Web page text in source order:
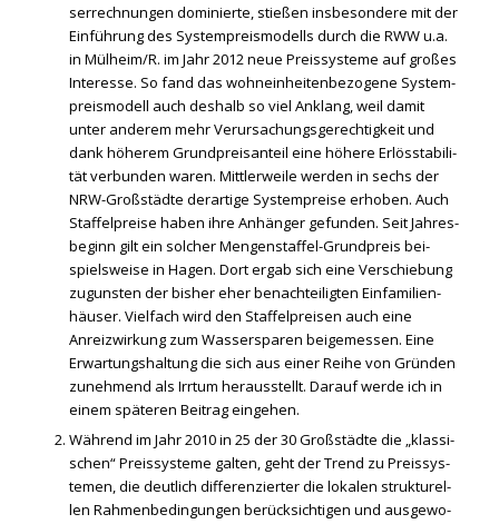
ser­rech­nun­gen domi­nier­te, stie­ßen ins­be­son­de­re mit der
Ein­füh­rung des Sys­tem­preis­mo­dells durch die RWW u.a.
in Mülheim/R. im Jahr 2012 neue Preis­sys­te­me auf gro­ßes
Inter­es­se. So fand das wohn­ein­hei­ten­be­zo­ge­ne Sys­tem­
preis­mo­dell auch des­halb so viel Anklang, weil damit
unter ande­rem mehr Ver­ur­sa­chungs­ge­rech­tig­keit und
dank höhe­rem Grund­preis­an­teil eine höhe­re Erlös­sta­bi­li­
tät ver­bun­den waren. Mitt­ler­wei­le wer­den in sechs der
NRW-Groß­städ­te der­ar­ti­ge Sys­tem­prei­se erho­ben. Auch
Staf­fel­prei­se haben ihre Anhän­ger gefun­den. Seit Jah­res­
be­ginn gilt ein sol­cher Men­gen­staf­fel-Grund­preis bei­
spiels­wei­se in Hagen. Dort ergab sich eine Ver­schie­bung
zuguns­ten der bis­her eher benach­tei­lig­ten Ein­fa­mi­li­en­
häu­ser. Viel­fach wird den Staf­fel­prei­sen auch eine
Anreiz­wir­kung zum Was­ser­spa­ren bei­gemes­sen. Eine
Erwar­tungs­hal­tung die sich aus einer Rei­he von Grün­den
zuneh­mend als Irr­tum her­aus­stellt. Dar­auf wer­de ich in
einem spä­te­ren Bei­trag ein­ge­hen.
Wäh­rend im Jahr 2010 in 25 der 30 Groß­städ­te die „klas­si­
schen“ Preis­sys­te­me gal­ten, geht der Trend zu Preis­sys­
te­men, die deut­lich dif­fe­ren­zier­ter die loka­len struk­tu­rel­
len Rah­men­be­din­gun­gen berück­sich­ti­gen und aus­ge­wo­